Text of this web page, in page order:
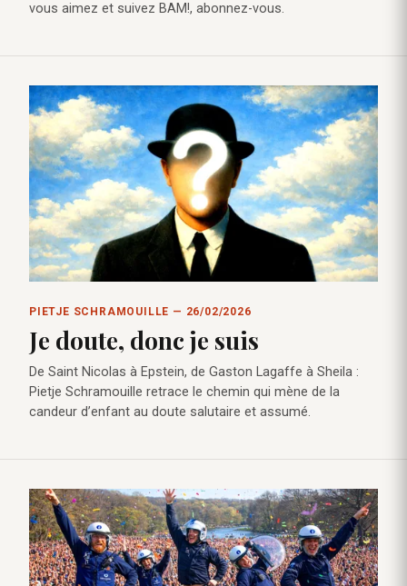
vous aimez et suivez BAM!, abonnez-vous.
PIETJE SCHRAMOUILLE — 26/02/2026
Je doute, donc je suis
De Saint Nicolas à Epstein, de Gaston Lagaffe à Sheila :
Pietje Schramouille retrace le chemin qui mène de la
candeur d’enfant au doute salutaire et assumé.